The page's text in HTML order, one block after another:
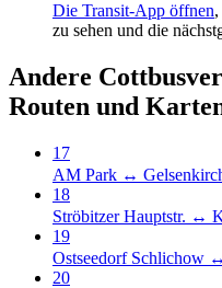
Die Transit-App öffnen
zu sehen und die
Andere
Routen und
17
AM Park ↔︎
18
Ströbitzer Hauptstr. ↔︎
19
Ostseedorf Schlichow
20